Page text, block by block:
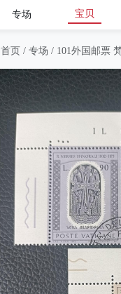
专场 宝贝
首页 / 专场 / 101外国邮票